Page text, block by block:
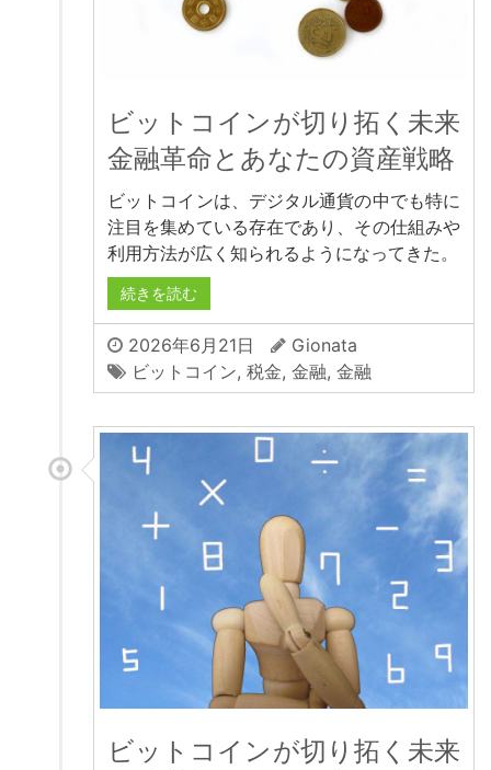
ビットコインが切り拓く未来
金融革命とあなたの資産戦略
ビットコインは、デジタル通貨の中でも特に
注目を集めている存在であり、その仕組みや
利用方法が広く知られるようになってきた。
続きを読む
2026年6月21日
Gionata
ビットコイン, 税金, 金融, 金融
ビットコインが切り拓く未来